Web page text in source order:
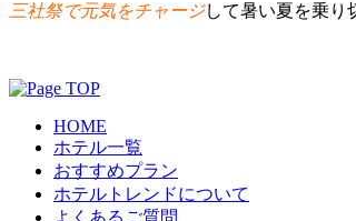
三社祭で元気をチャージして暑い夏を乗り
HOME
ホテル一覧
おすすめプラン
ホテルトレンドについて